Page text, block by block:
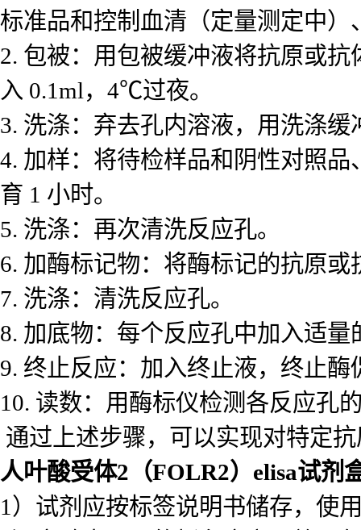
标准品和控制血清（定量测定中
2. 包被：用包被缓冲液将抗原或
入 0.1ml，4℃过夜。
3. 洗涤：弃去孔内溶液，用洗涤
4. 加样：将待检样品和阴性对照
育 1 小时。
5. 洗涤：再次清洗反应孔。
6. 加酶标记物：将酶标记的抗原
7. 洗涤：清洗反应孔。
8. 加底物：每个反应孔中加入适
9. 终止反应：加入终止液，终止酶
10. 读数：用酶标仪检测各反应孔
通过上述步骤，可以实现对特定
人叶酸受体2（FOLR2）elisa试剂
1）试剂应按标签说明书储存，使